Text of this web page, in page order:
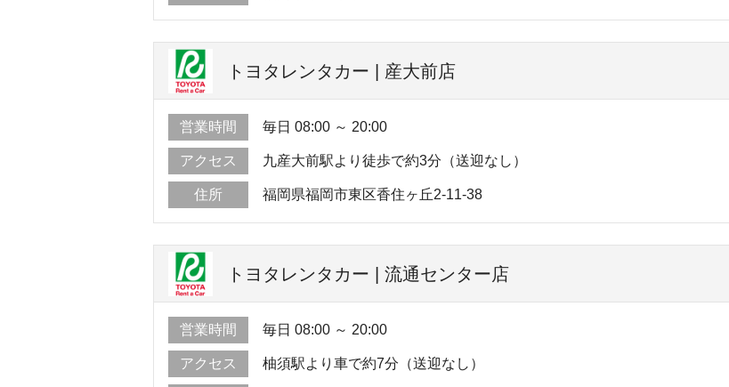
トヨタレンタカー | 産大前店
営業時間 毎日 08:00 ～ 20:00
アクセス 九産大前駅より徒歩で約3分（送迎なし）
住所 福岡県福岡市東区香住ヶ丘2-11-38
トヨタレンタカー | 流通センター店
営業時間 毎日 08:00 ～ 20:00
アクセス 柚須駅より車で約7分（送迎なし）